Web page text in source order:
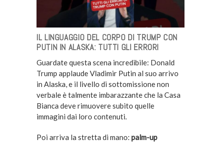
IL LINGUAGGIO DEL CORPO DI TRUMP CON
PUTIN IN ALASKA: TUTTI GLI ERRORI
Guardate questa scena incredibile: Donald
Trump applaude Vladimir Putin al suo arrivo
in Alaska, e il livello di sottomissione non
verbale è talmente imbarazzante che la Casa
Bianca deve rimuovere subito quelle
immagini dai loro contenuti.
Poi arriva la stretta di mano: palm-up